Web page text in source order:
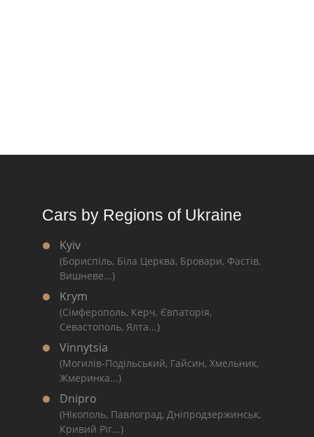
Cars by Regions of Ukraine
Kyiv
(Бориспіль, Біла Церква, Бровари, Фастів,
Вишневе...)
Krym
(Сімферополь, Керч, Євпаторія,
Севастополь, Ялта...)
Vinnytsia
(Могилів-Подільський, Гайсин, Хмельник,
Жмеринка...)
Dnipro
(Нікополь, Павлоград, Дніпродзержинськ,
Кривий Ріг...)